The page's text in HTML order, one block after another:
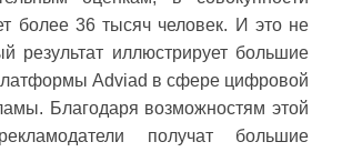
более 36 тысяч человек. И это не
результат иллюстрирует большие
Adviad в сфере цифровой
Благодаря возможностям этой
получат большие